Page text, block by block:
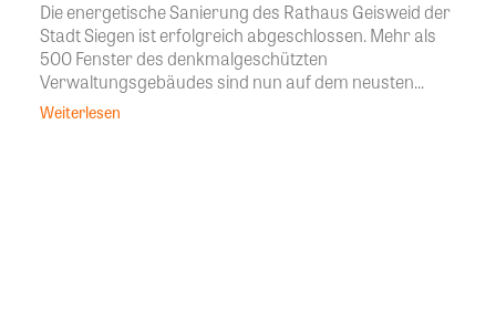
Die energetische Sanierung des Rathaus Geisweid der
Stadt Siegen ist erfolgreich abgeschlossen. Mehr als
500 Fenster des denkmalgeschützten
Verwaltungsgebäudes sind nun auf dem neusten...
Weiterlesen